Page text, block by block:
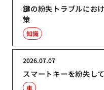
鍵の紛失トラブルにお
策
知識
スマートキーを紛失し
2026.07.07
車